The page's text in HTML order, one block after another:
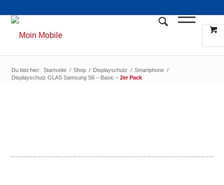
Du bist hier: Startseite / Shop / Displayschutz / Smartphone /
Displayschutz GLAS Samsung S6 – Basic –2er Pack